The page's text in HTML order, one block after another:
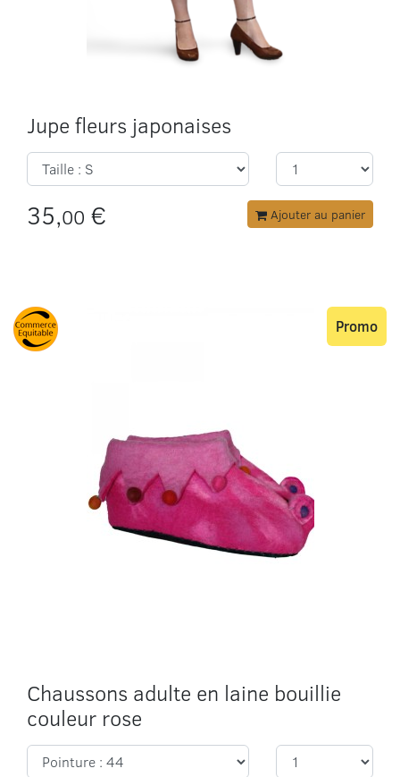
Jupe fleurs japonaises
35,00 € Ajouter au panier
Chaussons adulte en laine bouillie
couleur rose
Promo